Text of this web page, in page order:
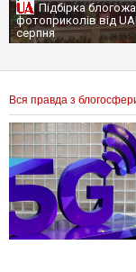
Підбірка
фотоприколів від
серпня
Вся правда з